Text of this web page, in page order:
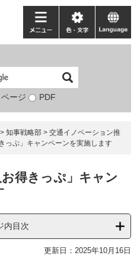
検
象
ページ PDF
メ
ニ
ー
色・
文
language
> 知事戦略部 > 交通イノベーション推
っぷ」キャンペーンを実施します
得きっぷ」キャン
内目次
更新日：2025年10月16日